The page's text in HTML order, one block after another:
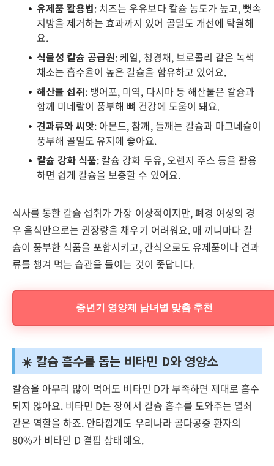
유제품 활용법: 치즈는 우유보다 칼슘 농도가 높고, 뼛속
지방을 제거하는 효과까지 있어 골밀도 개선에 탁월해
요.
식물성 칼슘 공급원: 케일, 청경채, 브로콜리 같은 녹색
채소는 흡수율이 높은 칼슘을 함유하고 있어요.
해산물 섭취: 뱅어포, 미역, 다시마 등 해산물은 칼슘과
함께 미네랄이 풍부해 뼈 건강에 도움이 돼요.
견과류와 씨앗: 아몬드, 참깨, 들깨는 칼슘과 마그네슘이
풍부해 골밀도 유지에 좋아요.
칼슘 강화 식품: 칼슘 강화 두유, 오렌지 주스 등을 활용
하면 쉽게 칼슘을 보충할 수 있어요.
식사를 통한 칼슘 섭취가 가장 이상적이지만, 폐경 여성의 경
우 음식만으로는 권장량을 채우기 어려워요. 매 끼니마다 칼
슘이 풍부한 식품을 포함시키고, 간식으로도 유제품이나 견과
류를 챙겨 먹는 습관을 들이는 것이 좋답니다.
중년기 영양제 남녀별 맞춤 추천
☀️ 칼슘 흡수를 돕는 비타민 D와 영양소
칼슘을 아무리 많이 먹어도 비타민 D가 부족하면 제대로 흡수
되지 않아요. 비타민 D는 장에서 칼슘 흡수를 도와주는 열쇠
같은 역할을 하죠. 안타깝게도 우리나라 골다공증 환자의
80%가 비타민 D 결핍 상태예요.